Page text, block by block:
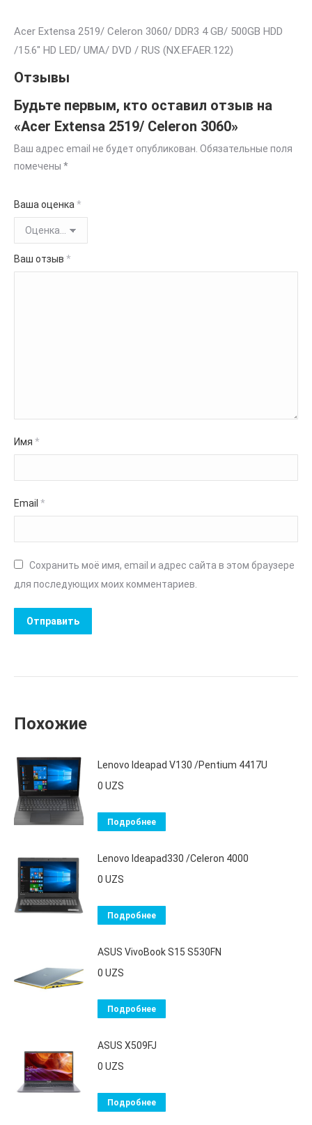
Acer Extensa 2519/ Celeron 3060/ DDR3 4 GB/ 500GB HDD
/15.6″ HD LED/ UMA/ DVD / RUS (NX.EFAER.122)
Отзывы
Будьте первым, кто оставил отзыв на
«Acer Extensa 2519/ Celeron 3060»
Ваш адрес email не будет опубликован. Обязательные поля
помечены *
Ваша оценка*
Ваш отзыв *
Имя *
Email *
Сохранить моё имя, email и адрес сайта в этом браузере
для последующих моих комментариев.
Похожие
Lenovo Ideapad V130 /Pentium 4417U
0 UZS
Подробнее
Lenovo Ideapad330 /Celeron 4000
0 UZS
Подробнее
ASUS VivoBook S15 S530FN
0 UZS
Подробнее
ASUS X509FJ
0 UZS
Подробнее